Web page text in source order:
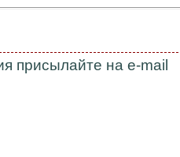
присылайте на e-mail